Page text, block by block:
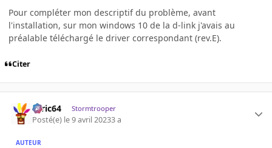
Pour compléter mon descriptif du problème, avant
l'installation, sur mon windows 10 de la d-link j'avais au
préalable téléchargé le driver correspondant (rev.E).
Citer
ceric64 Stormtrooper
Posté(e) le 9 avril 20233 a
AUTEUR